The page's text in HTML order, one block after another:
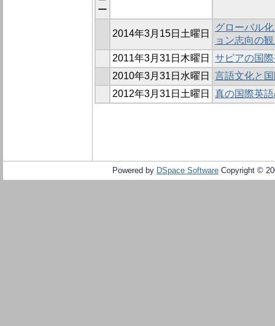
ー
2014年3月15日土曜日
グローバル
ョン志向の
2011年3月31日木曜日
サピアの国
2010年3月31日水曜日
言語文化と
2012年3月31日土曜日
真の国際英
Powered by DSpace Software Copyright ©